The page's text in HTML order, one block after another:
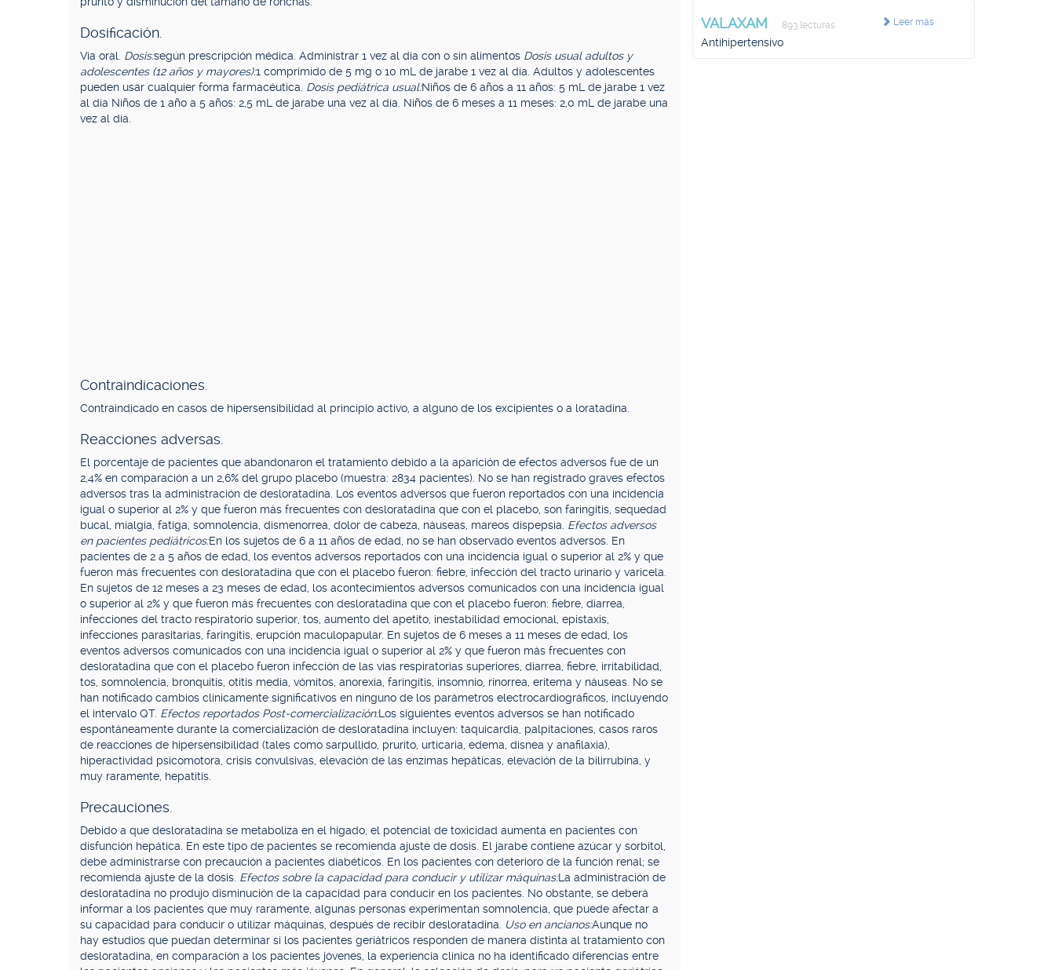
Dosificación.
Vía oral. Dosis:según prescripción médica. Administrar 1 vez al día con o sin alimentos Dosis usual adultos y
adolescentes (12 años y mayores):1 comprimido de 5 mg o 10 mL de jarabe 1 vez al día. Adultos y adolescentes
pueden usar cualquier forma farmacéutica. Dosis pediátrica usual:Niños de 6 años a 11 años: 5 mL de jarabe 1 vez
al día Niños de 1 año a 5 años: 2,5 mL de jarabe una vez al día. Niños de 6 meses a 11 meses: 2,0 mL de jarabe una
vez al día.
Contraindicaciones.
Contraindicado en casos de hipersensibilidad al principio activo, a alguno de los excipientes o a loratadina.
Reacciones adversas.
El porcentaje de pacientes que abandonaron el tratamiento debido a la aparición de efectos adversos fue de un
2,4% en comparación a un 2,6% del grupo placebo (muestra: 2834 pacientes). No se han registrado graves efectos
adversos tras la administración de desloratadina. Los eventos adversos que fueron reportados con una incidencia
igual o superior al 2% y que fueron más frecuentes con desloratadina que con el placebo, son faringitis, sequedad
bucal, mialgia, fatiga, somnolencia, dismenorrea, dolor de cabeza, náuseas, mareos dispepsia. Efectos adversos
en pacientes pediátricos:En los sujetos de 6 a 11 años de edad, no se han observado eventos adversos. En
pacientes de 2 a 5 años de edad, los eventos adversos reportados con una incidencia igual o superior al 2% y que
fueron más frecuentes con desloratadina que con el placebo fueron: fiebre, infección del tracto urinario y varicela.
En sujetos de 12 meses a 23 meses de edad, los acontecimientos adversos comunicados con una incidencia igual
o superior al 2% y que fueron más frecuentes con desloratadina que con el placebo fueron: fiebre, diarrea,
infecciones del tracto respiratorio superior, tos, aumento del apetito, inestabilidad emocional, epistaxis,
infecciones parasitarias, faringitis, erupción maculopapular. En sujetos de 6 meses a 11 meses de edad, los
eventos adversos comunicados con una incidencia igual o superior al 2% y que fueron más frecuentes con
desloratadina que con el placebo fueron infección de las vías respiratorias superiores, diarrea, fiebre, irritabilidad,
tos, somnolencia, bronquitis, otitis media, vómitos, anorexia, faringitis, insomnio, rinorrea, eritema y náuseas. No se
han notificado cambios clínicamente significativos en ninguno de los parámetros electrocardiográficos, incluyendo
el intervalo QT. Efectos reportados Post-comercialización:Los siguientes eventos adversos se han notificado
espontáneamente durante la comercialización de desloratadina incluyen: taquicardia, palpitaciones, casos raros
de reacciones de hipersensibilidad (tales como sarpullido, prurito, urticaria, edema, disnea y anafilaxia),
hiperactividad psicomotora, crisis convulsivas, elevación de las enzimas hepáticas, elevación de la bilirrubina, y
muy raramente, hepatitis.
Precauciones.
Debido a que desloratadina se metaboliza en el hígado, el potencial de toxicidad aumenta en pacientes con
disfunción hepática. En este tipo de pacientes se recomienda ajuste de dosis. El jarabe contiene azúcar y sorbitol,
debe administrarse con precaución a pacientes diabéticos. En los pacientes con deterioro de la función renal; se
recomienda ajuste de la dosis. Efectos sobre la capacidad para conducir y utilizar máquinas:La administración de
desloratadina no produjo disminución de la capacidad para conducir en los pacientes. No obstante, se deberá
informar a los pacientes que muy raramente, algunas personas experimentan somnolencia, que puede afectar a
su capacidad para conducir o utilizar máquinas, después de recibir desloratadina.
Uso en ancianos:Aunque no
hay estudios que puedan determinar si los pacientes geriátricos responden de manera distinta al tratamiento con
desloratadina, en comparación a los pacientes jóvenes, la experiencia clínica no ha identificado diferencias entre
Leer más
VALAXAM 893 lecturas
Antihipertensivo